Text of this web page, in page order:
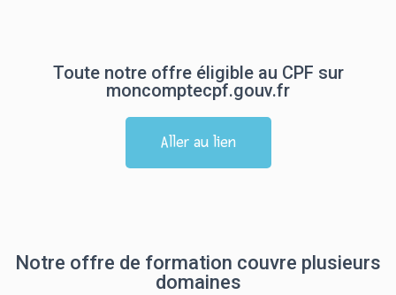
Toute notre offre éligible au CPF sur
moncomptecpf.gouv.fr
Aller au lien
Notre offre de formation couvre plusieurs
domaines